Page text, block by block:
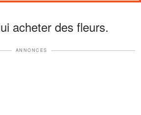
acheter des fleurs.
ANNONCES